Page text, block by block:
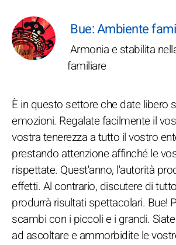
Bue: Ambiente
Armonia e stabilita
familiare
È in questo settore che date libero
emozioni. Regalate facilmente il
vostra tenerezza a tutto il vostro
prestando attenzione affinché le
rispettate. Quest'anno, l'autorità
effetti. Al contrario, discutere di
produrrà risultati spettacolari. Bue!
scambi con i piccoli e i grandi.
ad ascoltare e ammorbidite le